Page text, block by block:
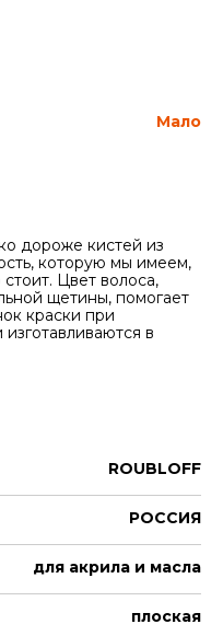
Мало
дороже кистей из
которую мы имеем,
стоит. Цвет волоса,
щетины, помогает
краски при
в
ROUBLOFF
РОССИЯ
для акрила и масла
плоская